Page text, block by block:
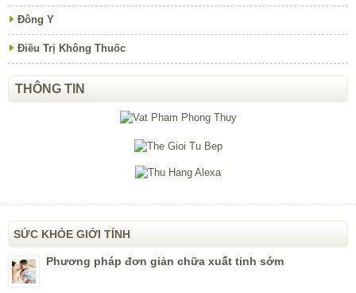
Đông Y
Điều Trị Không Thuốc
THÔNG TIN
SỨC KHỎE GIỚI TÍNH
Phương pháp đơn giản chữa xuất tinh sớm